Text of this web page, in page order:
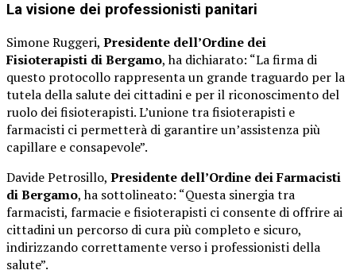
La visione dei professionisti panitari
Simone Ruggeri, Presidente dell’Ordine dei
Fisioterapisti di Bergamo, ha dichiarato: “La firma di
questo protocollo rappresenta un grande traguardo per la
tutela della salute dei cittadini e per il riconoscimento del
ruolo dei fisioterapisti. L’unione tra fisioterapisti e
farmacisti ci permetterà di garantire un’assistenza più
capillare e consapevole”.
Davide Petrosillo, Presidente dell’Ordine dei Farmacisti
di Bergamo, ha sottolineato: “Questa sinergia tra
farmacisti, farmacie e fisioterapisti ci consente di offrire ai
cittadini un percorso di cura più completo e sicuro,
indirizzando correttamente verso i professionisti della
salute”.